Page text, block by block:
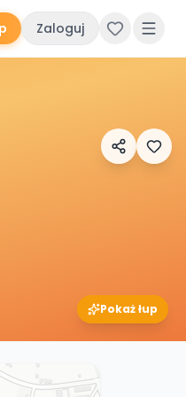
Zaloguj
Pokaż łup